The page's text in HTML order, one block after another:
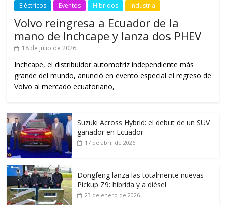
Eléctricos Eventos Híbridos Industria
Volvo reingresa a Ecuador de la
mano de Inchcape y lanza dos PHEV
18 de julio de 2026
Inchcape, el distribuidor automotriz independiente más
grande del mundo, anunció en evento especial el regreso de
Volvo al mercado ecuatoriano,
Suzuki Across Hybrid: el debut de un SUV
ganador en Ecuador
17 de abril de 2026
Dongfeng lanza las totalmente nuevas
Pickup Z9: híbrida y a diésel
23 de enero de 2026